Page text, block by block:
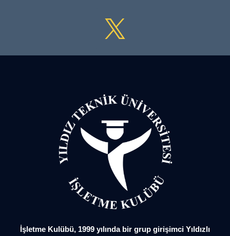
İşletme Kulübü, 1999 yılında bir grup girişimci Yıldızlı